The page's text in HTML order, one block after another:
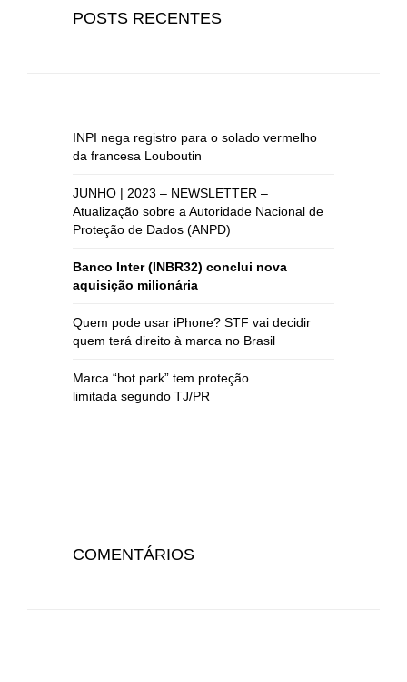
POSTS RECENTES
INPI nega registro para o solado vermelho
da francesa Louboutin
JUNHO | 2023 – NEWSLETTER –
Atualização sobre a Autoridade Nacional de
Proteção de Dados (ANPD)
Banco Inter (INBR32) conclui nova
aquisição milionária
Quem pode usar iPhone? STF vai decidir
quem terá direito à marca no Brasil
Marca “hot park” tem proteção
limitada segundo TJ/PR
COMENTÁRIOS